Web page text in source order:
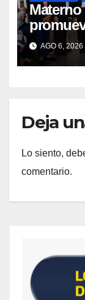
como
vida
AGO 6, 2026
Deja
Lo siento,
comentario.